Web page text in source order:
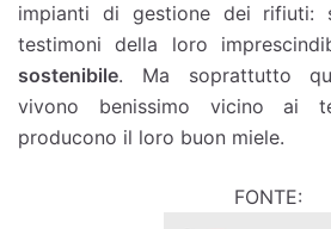
impianti di gestione dei rifiuti:
testimoni della loro
sostenibile. Ma soprattutto
vivono benissimo vicino ai
producono il loro buon miele.
FONTE: